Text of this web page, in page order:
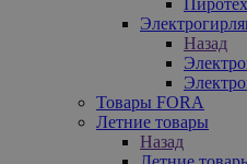
Назад
Товары FORA
Летние товары
Назад